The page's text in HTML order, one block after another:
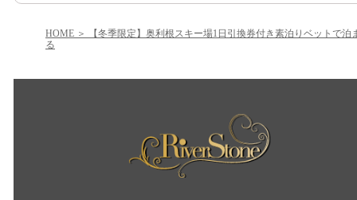
HOME
【冬季限定】奥利根スキー場1日引換券付き素泊りベットで泊
る